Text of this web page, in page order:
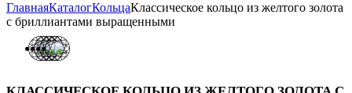
ГлавнаяКаталогКольцаКлассическое кольцо из желтого золота
с бриллиантами выращенными